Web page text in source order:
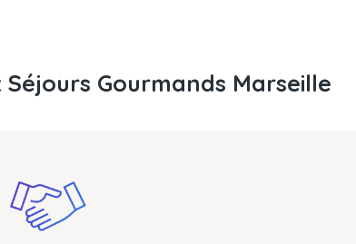
Séjours Gourmands Marseille